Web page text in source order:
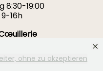
ohne zu akzeptieren
8:30-19:00
16h